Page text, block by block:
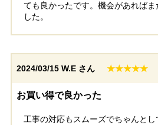
ても良かったです。機会があればま
した。
2024/03/15 W.E さん ★★★★★
お買い得で良かった
工事の対応もスムーズでちゃんとし